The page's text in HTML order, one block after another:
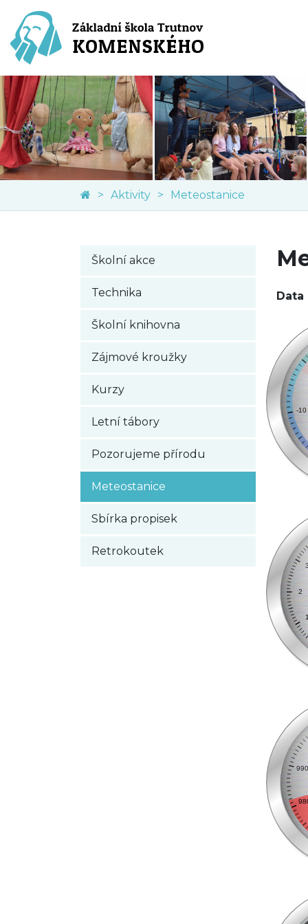
Aktivity Meteostanice
Školní akce
Technika
Školní knihovna
Zájmové kroužky
Kurzy
Letní tábory
Pozorujeme přírodu
Meteostanice
Sbírka propisek
Retrokoutek